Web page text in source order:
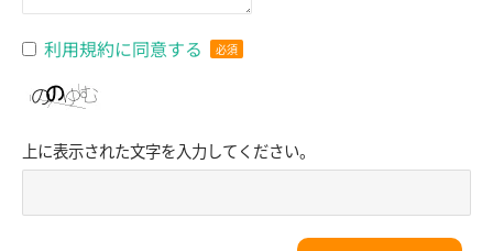
利用規約に同意する
上に表示された文字を入力してください。